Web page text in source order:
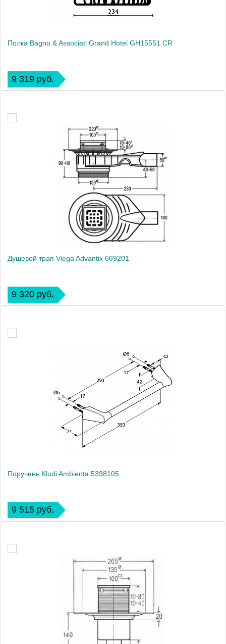
Полка Bagno & Associati Grand Hotel GH15551 CR
9 319 руб.
Душевой трап Viega Advantix 669201
9 320 руб.
Поручень Kludi Ambienta 5398105
9 515 руб.